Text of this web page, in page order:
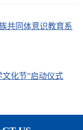
共同体意识教育系
化节”启动仪式